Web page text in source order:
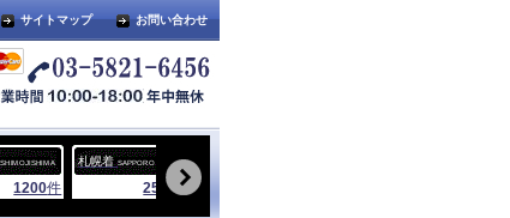
お問い合わせ
サイトマップ
2544件
神戸着KOBE
312件